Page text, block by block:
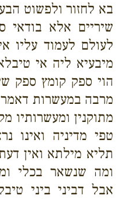
בא לחזור ולפשוט
שיריים אלא בודאי
לעולם לעמוד עליו
מיבעיא ליה אי
הוי ספק קומץ ספק
מרבה במעשרות דאמר
מתוקנין ומעשרותיו
טפי מדיניה ואינו
תליא מילתא ואין
ומה שנשאר בכלי
אבל דביני ביני